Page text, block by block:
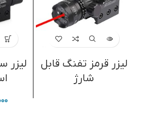
لیزر قرمز تفنگ قابل
شارژ
لیزر